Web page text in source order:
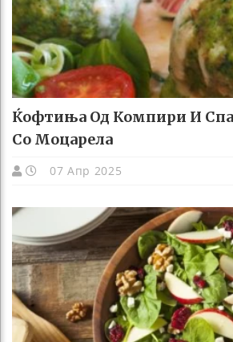
Ќофтиња Од Компири И
Со Моцарела
07 Апр 2025